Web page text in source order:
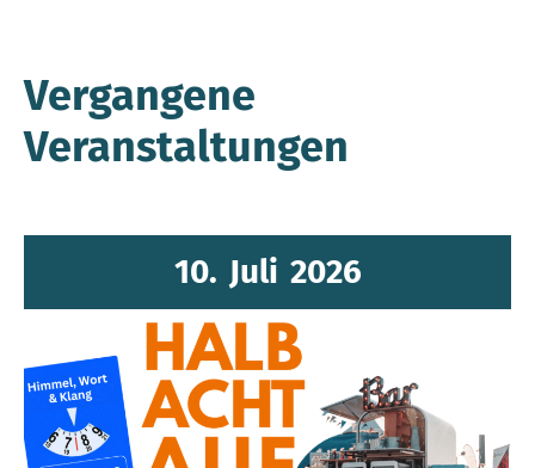
Vergangene
Veranstaltungen
10. Juli 2026